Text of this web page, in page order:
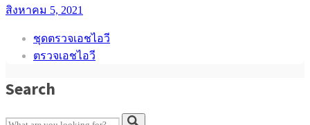
สิงหาคม 5, 2021
ชุดตรวจเอชไอวี
ตรวจเอชไอวี
Search